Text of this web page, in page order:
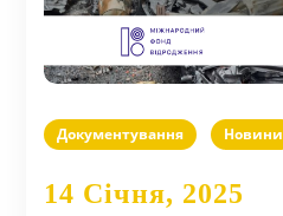
Документування Новини
14 Січня, 2025